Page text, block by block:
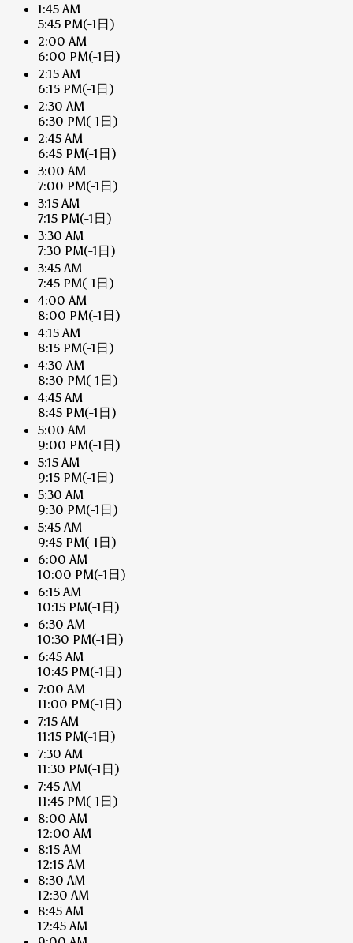
1:45 AM
5:45 PM(-1日)
2:00 AM
6:00 PM(-1日)
2:15 AM
6:15 PM(-1日)
2:30 AM
6:30 PM(-1日)
2:45 AM
6:45 PM(-1日)
3:00 AM
7:00 PM(-1日)
3:15 AM
7:15 PM(-1日)
3:30 AM
7:30 PM(-1日)
3:45 AM
7:45 PM(-1日)
4:00 AM
8:00 PM(-1日)
4:15 AM
8:15 PM(-1日)
4:30 AM
8:30 PM(-1日)
4:45 AM
8:45 PM(-1日)
5:00 AM
9:00 PM(-1日)
5:15 AM
9:15 PM(-1日)
5:30 AM
9:30 PM(-1日)
5:45 AM
9:45 PM(-1日)
6:00 AM
10:00 PM(-1日)
6:15 AM
10:15 PM(-1日)
6:30 AM
10:30 PM(-1日)
6:45 AM
10:45 PM(-1日)
7:00 AM
11:00 PM(-1日)
7:15 AM
11:15 PM(-1日)
7:30 AM
11:30 PM(-1日)
7:45 AM
11:45 PM(-1日)
8:00 AM
12:00 AM
8:15 AM
12:15 AM
8:30 AM
12:30 AM
8:45 AM
12:45 AM